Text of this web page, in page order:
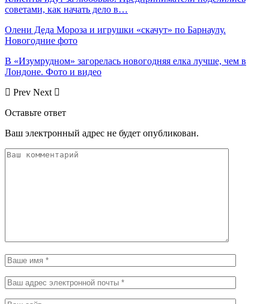
советами, как начать дело в…
Олени Деда Мороза и игрушки «скачут» по Барнаулу.
Новогодние фото
В «Изумрудном» загорелась новогодняя елка лучше, чем в
Лондоне. Фото и видео
Prev Next
Оставьте ответ
Ваш электронный адрес не будет опубликован.